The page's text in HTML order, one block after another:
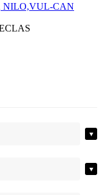
NILO,VUL-CAN
▼
▼